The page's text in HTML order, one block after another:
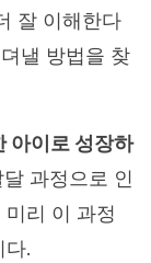
잘 이해한다
낼 방법을 찾
아이로 성장하
과정으로 인
리 이 과정
다.